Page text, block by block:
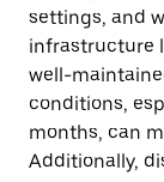
settings, and
infrastructure
well-
conditions,
months, can
Additionally,